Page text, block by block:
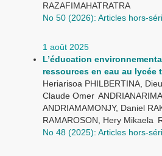
RAZAFIMAHATRATRA
No 50 (2026): Articles hors-
1 août 2025
L’éducation
ressources en eau au
Heriarisoa PHILBERTINA,
Claude Omer
ANDRIAMAMONJY, Daniel
RAMAROSON, Hery Mikaela
No 48 (2025): Articles hors-